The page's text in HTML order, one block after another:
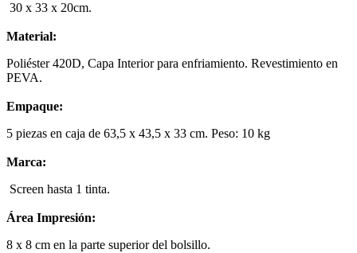
30 x 33 x 20cm.
Material:
Poliéster 420D, Capa Interior para enfriamiento. Revestimiento en
PEVA.
Empaque:
5 piezas en caja de 63,5 x 43,5 x 33 cm. Peso: 10 kg
Marca:
Screen hasta 1 tinta.
Área Impresión:
8 x 8 cm en la parte superior del bolsillo.